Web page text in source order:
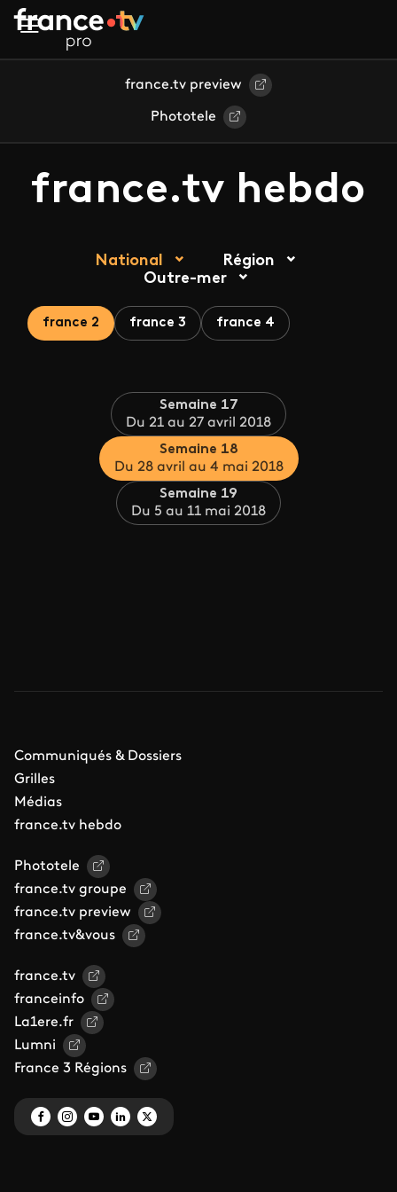
Aller au contenu principal
france.tv preview
Phototele
france.tv hebdo
National
Région
Outre-mer
france 2 france 3 france 4
Semaine 17
Du 21 au 27 avril 2018
Semaine 18
Du 28 avril au 4 mai 2018
Semaine 19
Du 5 au 11 mai 2018
Communiqués & Dossiers
Grilles
Médias
france.tv hebdo
Phototele
france.tv groupe
france.tv preview
france.tv&vous
france.tv
franceinfo
La1ere.fr
Lumni
France 3 Régions